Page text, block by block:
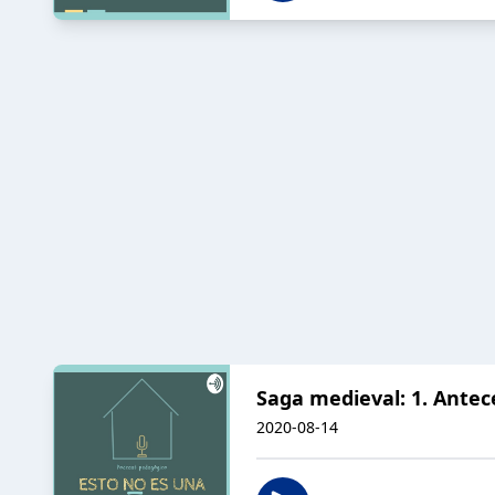
Saga medieval: 1.
2020-08-14